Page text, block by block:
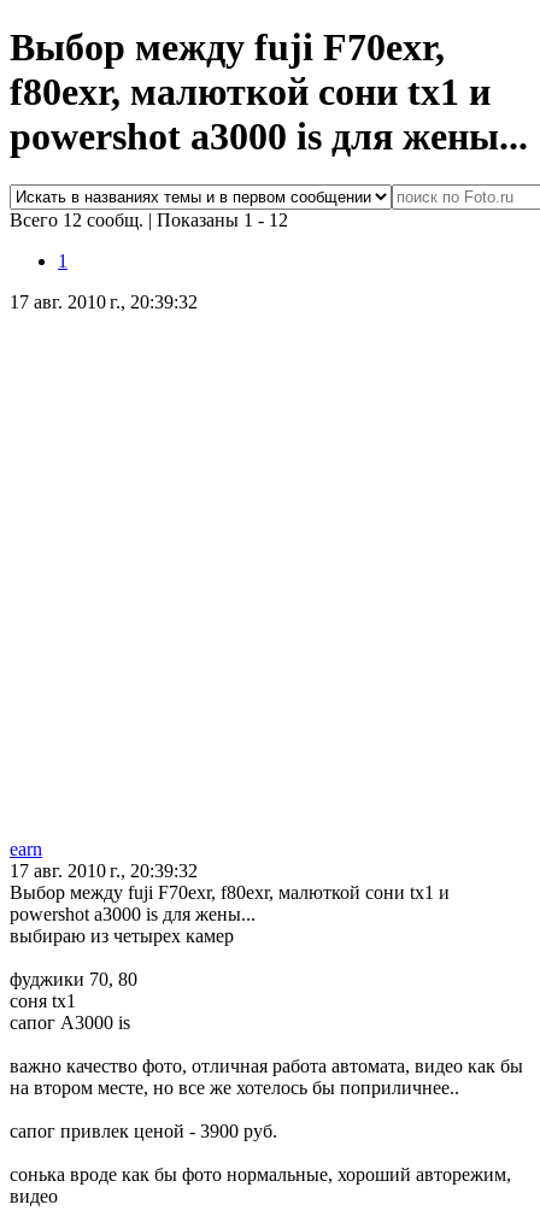
Выбор между fuji F70exr,
f80exr, малюткой сони tx1 и
powershot a3000 is для жены...
Всего 12 сообщ. | Показаны 1 - 12
1
17 авг. 2010 г., 20:39:32
earn
17 авг. 2010 г., 20:39:32
Выбор между fuji F70exr, f80exr, малюткой сони tx1 и
powershot a3000 is для жены...
выбираю из четырех камер
фуджики 70, 80
соня tx1
сапог А3000 is
важно качество фото, отличная работа автомата, видео как бы
на втором месте, но все же хотелось бы поприличнее..
сапог привлек ценой - 3900 руб.
сонька вроде как бы фото нормальные, хороший авторежим,
видео